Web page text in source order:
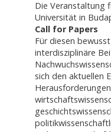
Die Veranstaltung
Universität in
Call for Papers
Für diesen
interdisziplinäre
sich den aktuellen